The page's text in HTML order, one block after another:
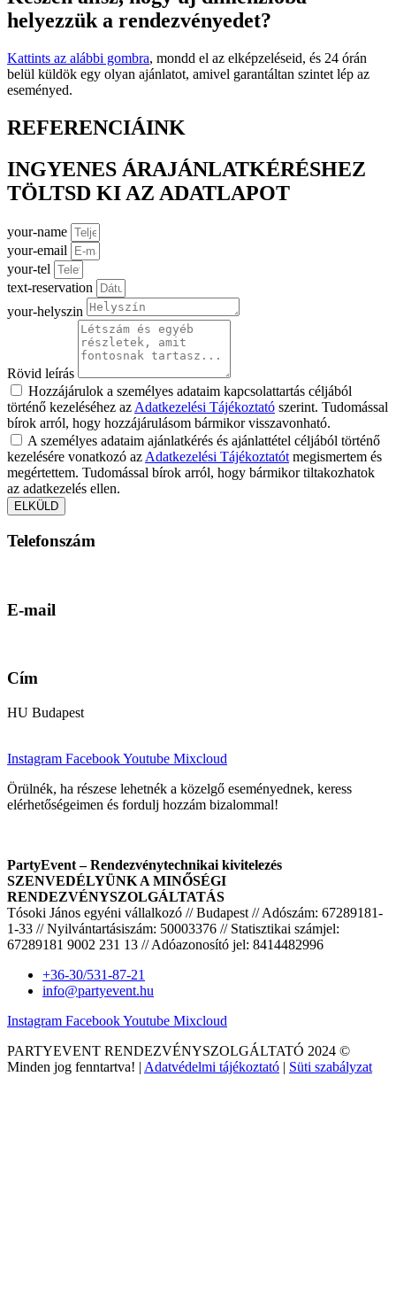
helyezzük a rendezvényedet?
Kattints az alábbi gombra, mondd el az elképzeléseid, és 24 órán
belül küldök egy olyan ajánlatot, amivel garantáltan szintet lép az
eseményed.
REFERENCIÁINK
INGYENES ÁRAJÁNLATKÉRÉSHEZ
TÖLTSD KI AZ ADATLAPOT
your-name
your-email
your-tel
text-reservation
your-helyszin
Rövid leírás
Hozzájárulok a személyes adataim kapcsolattartás céljából
történő kezeléséhez az Adatkezelési Tájékoztató szerint. Tudomással
bírok arról, hogy hozzájárulásom bármikor visszavonható.
A személyes adataim ajánlatkérés és ajánlattétel céljából történő
kezelésére vonatkozó az Adatkezelési Tájékoztatót megismertem és
megértettem. Tudomással bírok arról, hogy bármikor tiltakozhatok
az adatkezelés ellen.
ELKÜLD
Telefonszám
E-mail
Cím
HU Budapest
Instagram FacebookYoutube Mixcloud
Örülnék, ha részese lehetnék a közelgő eseményednek, keress
elérhetőségeimen és fordulj hozzám bizalommal!
PartyEvent – Rendezvénytechnikai kivitelezés
SZENVEDÉLYÜNK A MINŐSÉGI
RENDEZVÉNYSZOLGÁLTATÁS
Tósoki János egyéni vállalkozó // Budapest // Adószám: 67289181-
1-33 // Nyilvántartásiszám: 50003376 // Statisztikai számjel:
67289181 9002 231 13 // Adóazonosító jel: 8414482996
+36-30/531-87-21
info@partyevent.hu
Instagram FacebookYoutube Mixcloud
PARTYEVENT RENDEZVÉNYSZOLGÁLTATÓ 2024 ©
Minden jog fenntartva! | Adatvédelmi tájékoztató | Süti szabályzat